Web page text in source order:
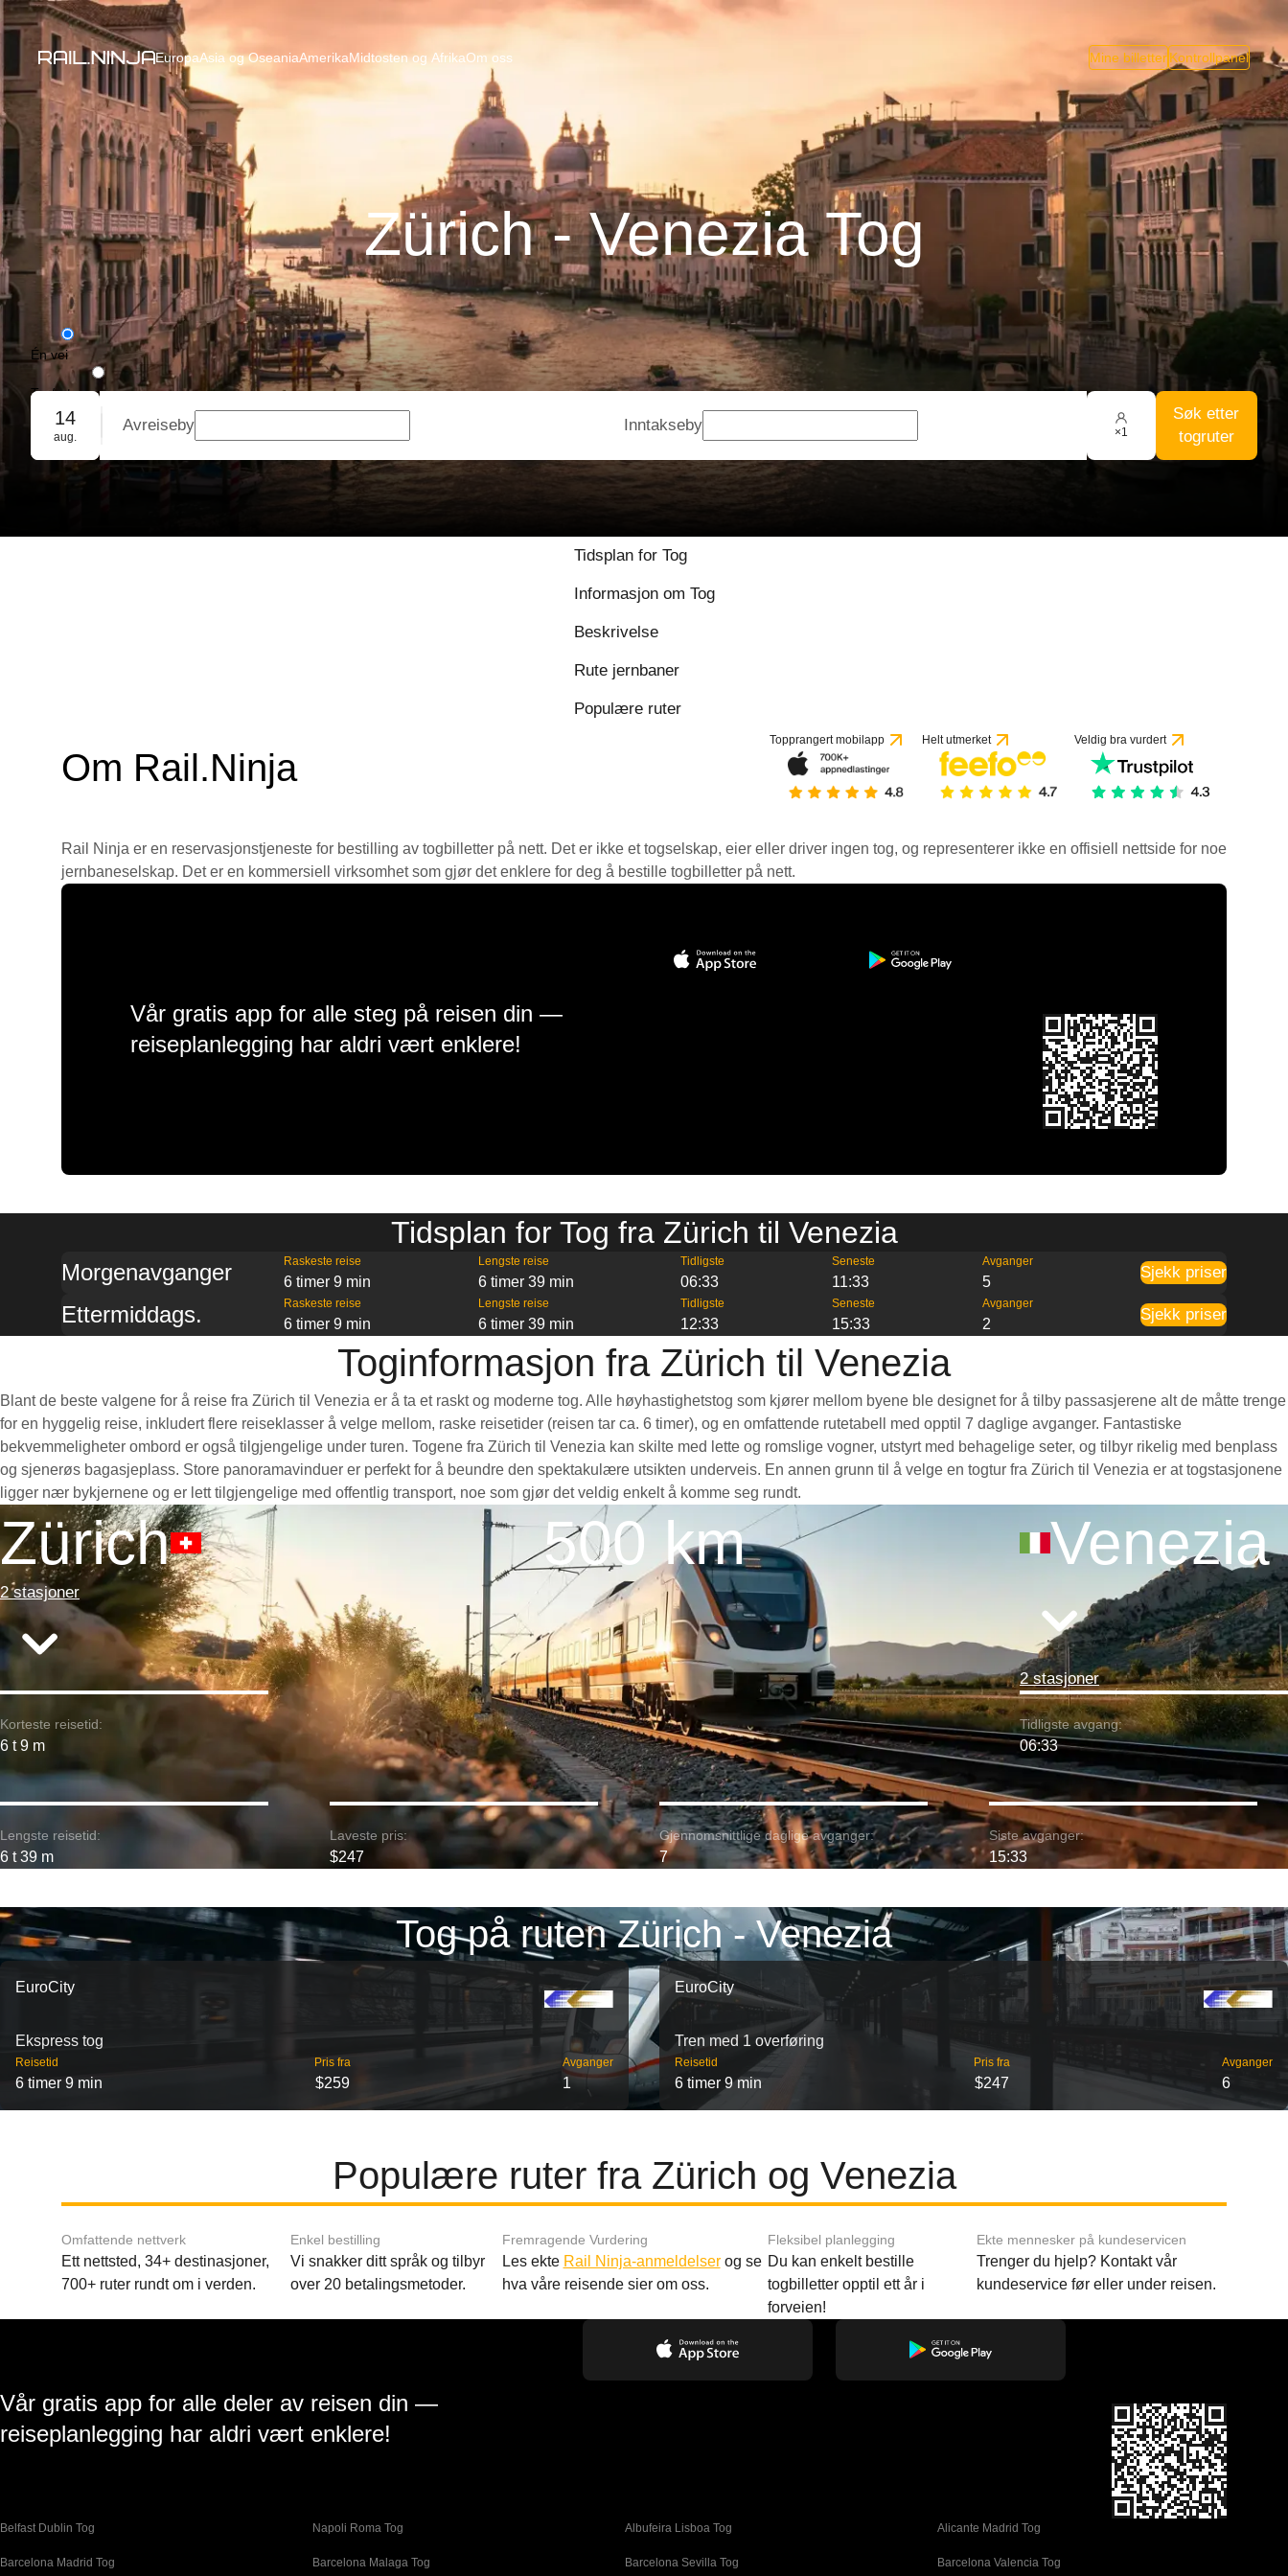
EuropaAsia og OseaniaAmerikaMidtosten og AfrikaOm oss Mine billetterKontrollpanel
Zürich - Venezia Tog
Én vei
Tur/retur
Gruppebooking
14
aug.
Avreiseby Inntakseby ×1
Søk etter
togruter
Tidsplan for Tog
Informasjon om Tog
Beskrivelse
Rute jernbaner
Populære ruter
Om Rail.Ninja
Topprangert mobilapp Helt utmerket Veldig bra vurdert
Rail Ninja er en reservasjons­tjeneste for bestilling av togbilletter på nett. Det er ikke et togselskap, eier eller driver ingen tog, og representerer ikke en offisiell nettside for noe
jernbaneselskap. Det er en kommersiell virksomhet som gjør det enklere for deg å bestille togbilletter på nett.
Vår gratis app for alle steg på reisen din —
reiseplanlegging har aldri vært enklere!
Tidsplan for Tog fra Zürich til Venezia
Morgenavganger Raskeste reise
6 timer 9 min
Lengste reise
6 timer 39 min
Tidligste
06:33
Seneste
11:33
Avganger
5
Sjekk priser
Ettermiddags. Raskeste reise
6 timer 9 min
Lengste reise
6 timer 39 min
Tidligste
12:33
Seneste
15:33
Avganger
2
Sjekk priser
Toginformasjon fra Zürich til Venezia
Blant de beste valgene for å reise fra Zürich til Venezia er å ta et raskt og moderne tog. Alle høyhastighetstog som kjører mellom byene ble designet for å tilby passasjerene alt de måtte trenge
for en hyggelig reise, inkludert flere reiseklasser å velge mellom, raske reisetider (reisen tar ca. 6 timer), og en omfattende rutetabell med opptil 7 daglige avganger. Fantastiske
bekvemmeligheter ombord er også tilgjengelige under turen. Togene fra Zürich til Venezia kan skilte med lette og romslige vogner, utstyrt med behagelige seter, og tilbyr rikelig med benplass
og sjenerøs bagasjeplass. Store panoramavinduer er perfekt for å beundre den spektakulære utsikten underveis. En annen grunn til å velge en togtur fra Zürich til Venezia er at togstasjonene
ligger nær bykjernene og er lett tilgjengelige med offentlig transport, noe som gjør det veldig enkelt å komme seg rundt.
Zürich
2 stasjoner
500 km Venezia
2 stasjoner
Korteste reisetid:
6 t 9 m
Tidligste avgang:
06:33
Lengste reisetid:
6 t 39 m
Laveste pris:
$247
Gjennomsnittlige daglige avganger:
7
Siste avganger:
15:33
Tog på ruten Zürich - Venezia
EuroCity
Ekspress tog
Reisetid
6 timer 9 min
Pris fra
$259
Avganger
1
EuroCity
Tren med 1 overføring
Reisetid
6 timer 9 min
Pris fra
$247
Avganger
6
Populære ruter fra Zürich og Venezia
Omfattende nettverk
Ett nettsted, 34+ destinasjoner,
700+ ruter rundt om i verden.
Enkel bestilling
Vi snakker ditt språk og tilbyr
over 20 betalingsmetoder.
Fremragende Vurdering
Les ekte Rail Ninja-anmeldelserog se
hva våre reisende sier om oss.
Fleksibel planlegging
Du kan enkelt bestille
togbilletter opptil ett år i
forveien!
Ekte mennesker på kundeservicen
Trenger du hjelp? Kontakt vår
kundeservice før eller under reisen.
Vår gratis app for alle deler av reisen din —
reiseplanlegging har aldri vært enklere!
Belfast Dublin Tog Napoli Roma Tog Albufeira Lisboa Tog Alicante Madrid Tog
Barcelona Madrid Tog Barcelona Malaga Tog Barcelona Sevilla Tog Barcelona Valencia Tog